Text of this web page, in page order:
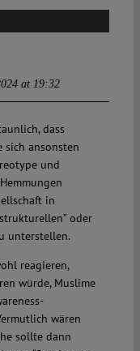
at 19:32
dass
sich ansonsten
und
in
oder
unterstellen.
reagieren,
würde, Muslime
wären
sollte dann